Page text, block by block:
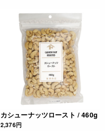
カシューナッツロースト / 460g
2,376円